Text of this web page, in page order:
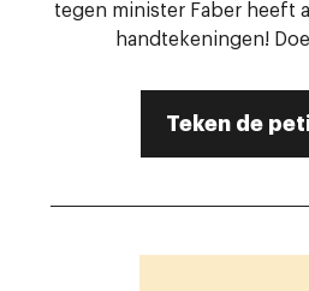
tegen minister Faber heeft
handtekeningen!
Teken de